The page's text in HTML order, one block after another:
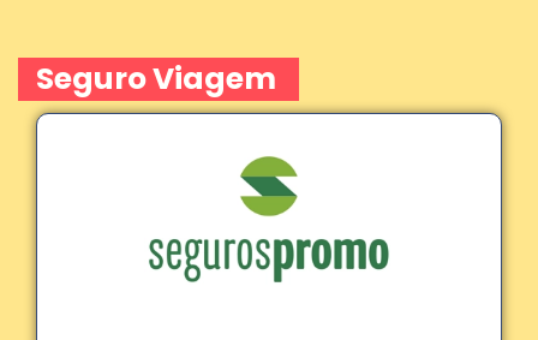
Seguro Viagem